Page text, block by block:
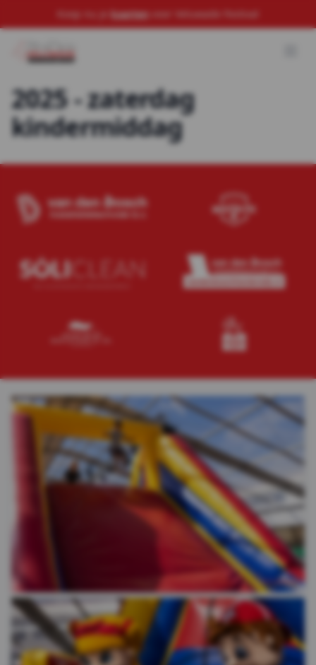
Koop nu je kaarten voor Veluwade Festival
2025 - zaterdag
kindermiddag